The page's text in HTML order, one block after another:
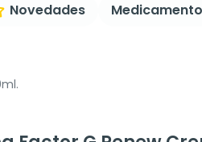
Novedades